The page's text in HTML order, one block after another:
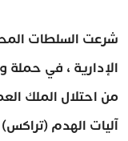
شرعت السلطات
الإدارية ، في حملة
من احتلال الملك
آليات الهدم